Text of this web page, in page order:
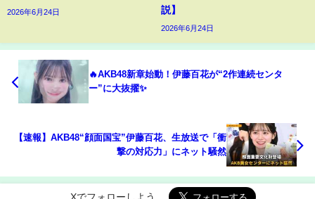
2026年6月24日
説】
2026年6月24日
🔥AKB48新章始動！伊藤百花が“2作連続センタ
ー”に大抜擢✨
【速報】AKB48“顔面国宝”伊藤百花、生放送で「衝
撃の対応力」にネット騒然
Xでフォローしよう